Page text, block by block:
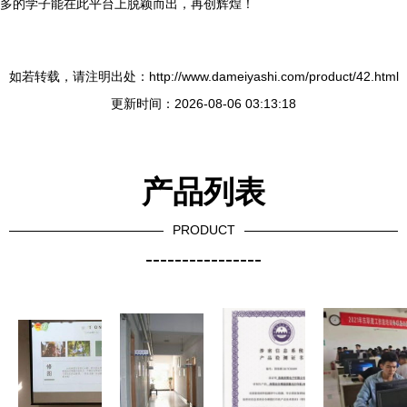
多的学子能在此平台上脱颖而出，再创辉煌！
如若转载，请注明出处：http://www.dameiyashi.com/product/42.html
更新时间：2026-08-06 03:13:18
产品列表
PRODUCT
----------------